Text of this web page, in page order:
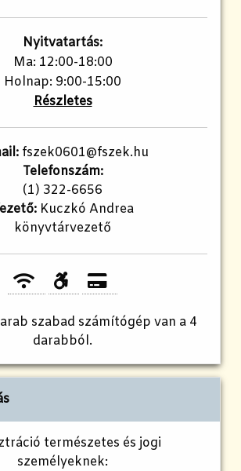
Nyitvatartás:
Ma: 12:00-18:00
Holnap: 9:00-15:00
Részletes
fszek0601@fszek.hu
Telefonszám:
(1) 322-6656
Kuczkó Andrea
könyvtárvezető
szabad számítógép van a 4
darabból.
természetes és jogi
személyeknek: